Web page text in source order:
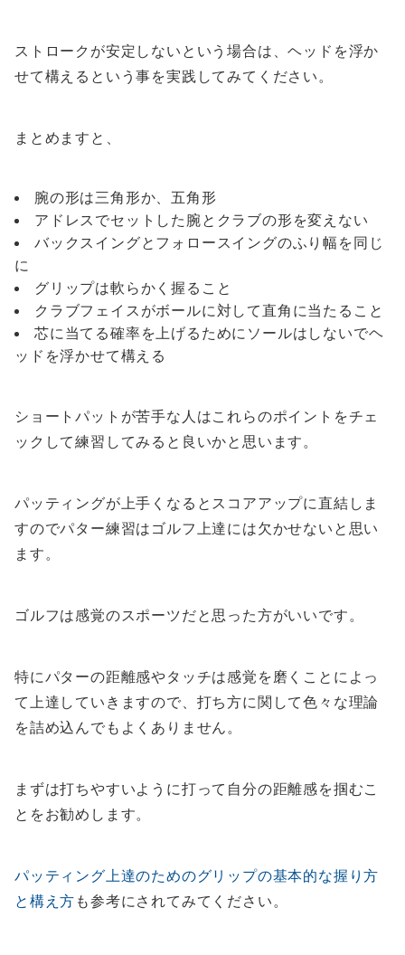
ストロークが安定しないという場合は、ヘッドを浮か
せて構えるという事を実践してみてください。
まとめますと、
腕の形は三角形か、五角形
アドレスでセットした腕とクラブの形を変えない
バックスイングとフォロースイングのふり幅を同じ
に
グリップは軟らかく握ること
クラブフェイスがボールに対して直角に当たること
芯に当てる確率を上げるためにソールはしないでヘ
ッドを浮かせて構える
ショートパットが苦手な人はこれらのポイントをチェ
ックして練習してみると良いかと思います。
パッティングが上手くなるとスコアアップに直結しま
すのでパター練習はゴルフ上達には欠かせないと思い
ます。
ゴルフは感覚のスポーツだと思った方がいいです。
特にパターの距離感やタッチは感覚を磨くことによっ
て上達していきますので、打ち方に関して色々な理論
を詰め込んでもよくありません。
まずは打ちやすいように打って自分の距離感を掴むこ
とをお勧めします。
パッティング上達のためのグリップの基本的な握り方
と構え方 も参考にされてみてください。